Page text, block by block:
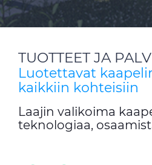
HISTORIA
TUOTTEET JA
Luotettavat
kaikkiin kohteisiin
Laajin valikoima
teknologiaa,